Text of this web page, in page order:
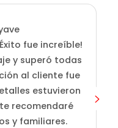
fue increíble!
y superó todas
al cliente fue
estuvieron
recomendaré
y familiares.